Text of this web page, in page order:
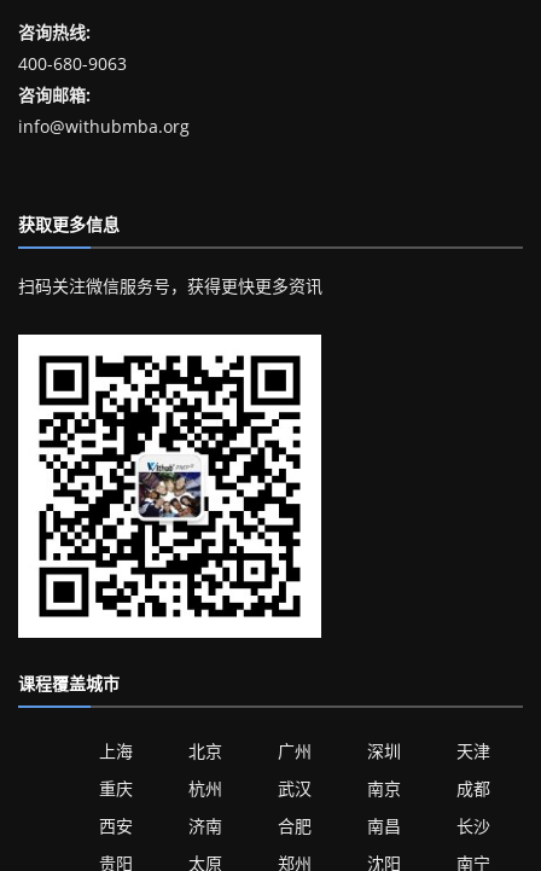
咨询热线:
400-680-9063
咨询邮箱:
info@withubmba.org
获取更多信息
扫码关注微信服务号，获得更快更多资讯
课程覆盖城市
上海 北京 广州 深圳
天津
重庆
杭州 武汉 南京
成都
西安
济南 合肥 南昌
长沙
贵阳
太原 郑州 沈阳 南宁